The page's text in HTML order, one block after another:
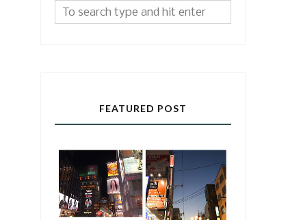
FEATURED POST